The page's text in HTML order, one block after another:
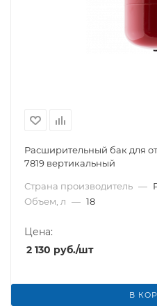
Расширительный бак для
7819 вертикальный
Страна производитель —
Объем, л — 18
Цена:
2 130 руб./шт
В